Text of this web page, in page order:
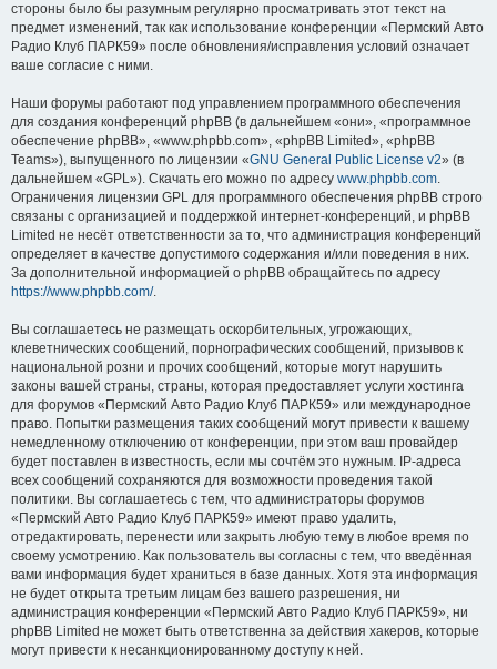
стороны было бы разумным регулярно просматривать этот текст на
предмет изменений, так как использование конференции «Пермский Авто
Радио Клуб ПАРК59» после обновления/исправления условий означает
ваше согласие с ними.
Наши форумы работают под управлением программного обеспечения
для создания конференций phpBB (в дальнейшем «они», «программное
обеспечение phpBB», «www.phpbb.com», «phpBB Limited», «phpBB
Teams»), выпущенного по лицензии «GNU General Public License v2» (в
дальнейшем «GPL»). Скачать его можно по адресу www.phpbb.com.
Ограничения лицензии GPL для программного обеспечения phpBB строго
связаны с организацией и поддержкой интернет-конференций, и phpBB
Limited не несёт ответственности за то, что администрация конференций
определяет в качестве допустимого содержания и/или поведения в них.
За дополнительной информацией о phpBB обращайтесь по адресу
https://www.phpbb.com/.
Вы соглашаетесь не размещать оскорбительных, угрожающих,
клеветнических сообщений, порнографических сообщений, призывов к
национальной розни и прочих сообщений, которые могут нарушить
законы вашей страны, страны, которая предоставляет услуги хостинга
для форумов «Пермский Авто Радио Клуб ПАРК59» или международное
право. Попытки размещения таких сообщений могут привести к вашему
немедленному отключению от конференции, при этом ваш провайдер
будет поставлен в известность, если мы сочтём это нужным. IP-адреса
всех сообщений сохраняются для возможности проведения такой
политики. Вы соглашаетесь с тем, что администраторы форумов
«Пермский Авто Радио Клуб ПАРК59» имеют право удалить,
отредактировать, перенести или закрыть любую тему в любое время по
своему усмотрению. Как пользователь вы согласны с тем, что введённая
вами информация будет храниться в базе данных. Хотя эта информация
не будет открыта третьим лицам без вашего разрешения, ни
администрация конференции «Пермский Авто Радио Клуб ПАРК59», ни
phpBB Limited не может быть ответственна за действия хакеров, которые
могут привести к несанкционированному доступу к ней.